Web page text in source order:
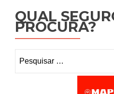
QUAL
PROCURA?